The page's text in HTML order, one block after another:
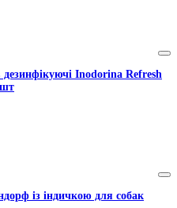
дезинфікуючі Inodorina Refresh
шт
із індичкою для собак